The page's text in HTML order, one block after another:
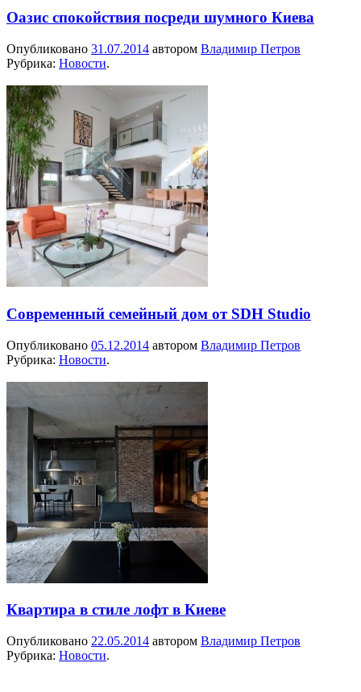
Оазис спокойствия посреди шумного Киева
Опубликовано 31.07.2014 автором Владимир Петров
Рубрика: Новости.
Современный семейный дом от SDH Studio
Опубликовано 05.12.2014 автором Владимир Петров
Рубрика: Новости.
Квартира в стиле лофт в Киеве
Опубликовано 22.05.2014 автором Владимир Петров
Рубрика: Новости.